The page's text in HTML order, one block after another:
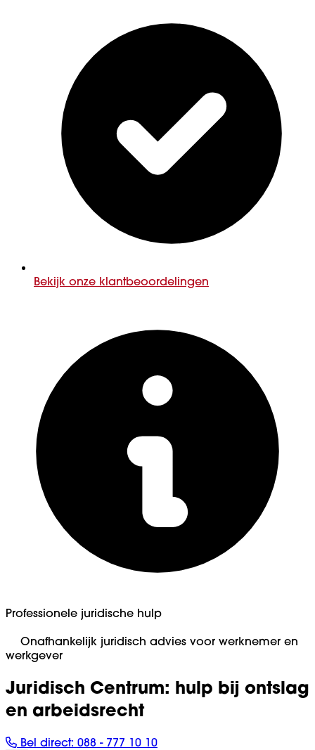
Bekijk onze klantbeoordelingen
Professionele juridische hulp
Onafhankelijk juridisch advies voor werknemer en
werkgever
Juridisch Centrum: hulp bij ontslag
en arbeidsrecht
Bel direct: 088 - 777 10 10